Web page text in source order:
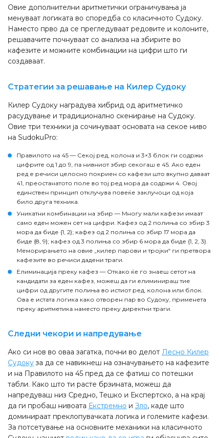
Овие дополнителни аритметички ограничувања ја
менуваат логиката во споредба со класичното Судоку.
Наместо прво да се прегледуваат редовите и колоните,
решавачите почнуваат со анализа на збирите во
кафезите и можните комбинации на цифри што ги
создаваат.
Стратегии за решавање на Килер Судоку
Килер Судоку наградува хибрид од аритметичко
расудување и традиционално скенирање на Судоку.
Овие три техники ја сочинуваат основата на секое ниво
на SudokuPro:
Правилото на 45 — Секој ред, колона и 3×3 блок ги содржи
цифрите од 1 до 9, па нивниот збир секогаш е 45. Ако еден
ред е речиси целосно покриен со кафези што вкупно даваат
41, преостанатото поле во тој ред мора да содржи 4. Овој
единствен принцип отклучува повеќе заклучоци од која
било друга техника.
Уникатни комбинации на збир — Многу мали кафези имаат
само еден можен сет на цифри. Кафез од 2 полиња со збир 3
мора да биде {1, 2}; кафез од 2 полиња со збир 17 мора да
биде {8, 9}; кафез од 3 полиња со збир 6 мора да биде {1, 2, 3}.
Меморирањето на овие „килер парови и тројки“ ги претвора
кафезите во речиси дадени траги.
Елиминација преку кафез — Откако ќе го знаеш сетот на
кандидати за еден кафез, можеш да ги елиминираш тие
цифри од другите полиња во истиот ред, колона или блок.
Ова е истата логика како отворен пар во Судоку, применета
преку аритметика наместо преку директни траги.
Следни чекори и напредување
Ако си нов во оваа загатка, почни во делот Лесно Килер
Судоку за да се навикнеш на означувањето на кафезите
и на Правилото на 45 пред да се фатиш со потешки
табли. Како што ти расте брзината, можеш да
напредуваш низ Средно, Тешко и Експертско, а на крај
да ги пробаш нивоата Екстремно и Зло, каде што
доминираат преклопувачката логика и големите кафези.
За потсетување на основните механики на класичното